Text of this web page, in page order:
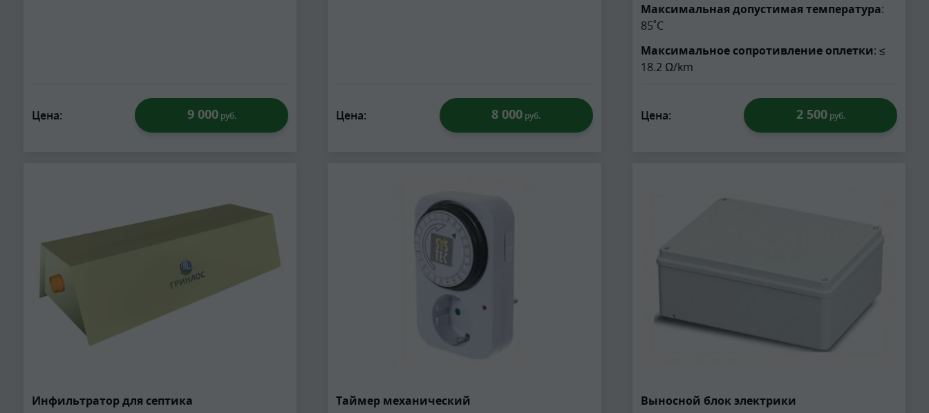
Цена: 9 000руб. Цена: 8 000 руб.
Максимальная допустимая температура:
85˚С
Максимальное сопротивление оплетки: ≤
18.2 Ω/km
Цена: 2 500руб.
Инфильтратор для септика
Таймер механический
Выносной блок электрики